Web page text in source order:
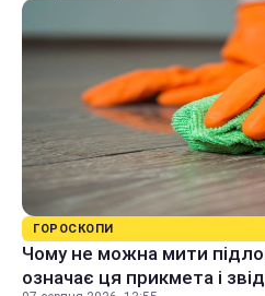
ГОРОСКОПИ
Чому не можна мити
означає ця прикмета і